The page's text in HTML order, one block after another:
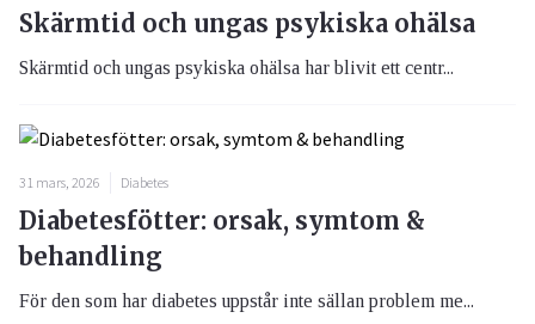
Skärmtid och ungas psykiska ohälsa
Skärmtid och ungas psykiska ohälsa har blivit ett centr...
31 mars, 2026 Diabetes
Diabetesfötter: orsak, symtom &
behandling
För den som har diabetes uppstår inte sällan problem me...